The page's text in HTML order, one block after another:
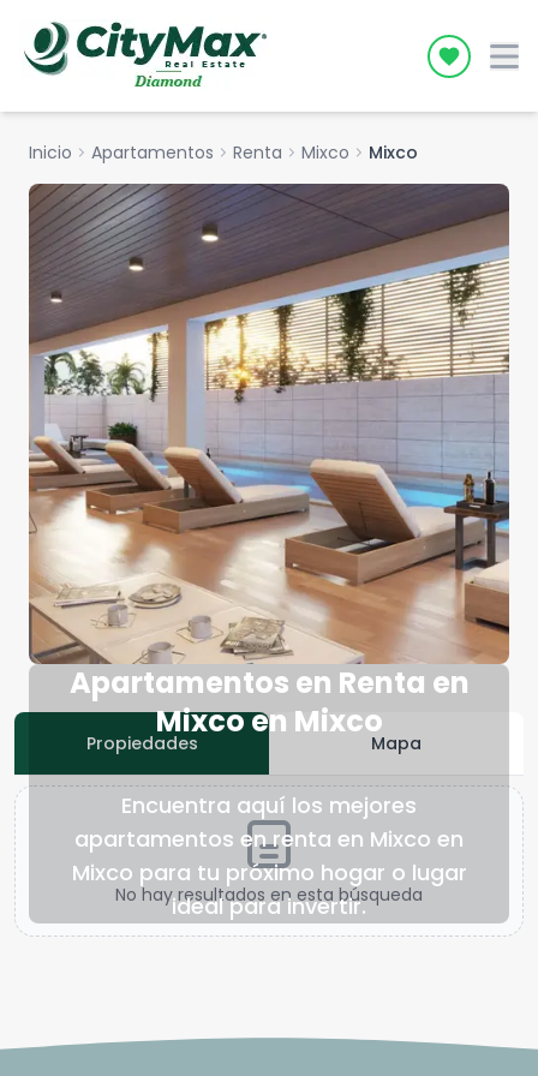
Icon
Inicio chevron_right Apartamentos chevron_right Renta chevron_right Mixco chevron_right Mixco
Apartamentos en Renta en
Mixco en Mixco
Encuentra aquí los mejores
apartamentos en renta en Mixco en
Mixco para tu próximo hogar o lugar
ideal para invertir.
Propiedades Mapa
No hay resultados en esta búsqueda